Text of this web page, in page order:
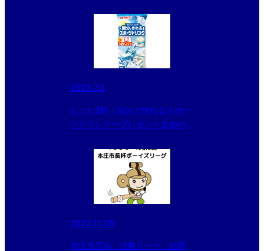
2023.7.3
たった3秒！自分で作れるスポー
ツドリンク〜プレゼント企画のご
2022.11.28
本庄市長杯 決勝リーグ 結果